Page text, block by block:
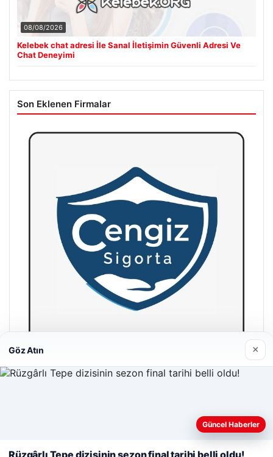
08/08/2026
Kelebek chat adresi İle Sanal İletişimin Güvenli Adresi Ve
Chat Deneyimi
Son Eklenen Firmalar
Hastaş Beton
Web sitemizi nasıl kullandığınızı daha iyi anlayabilmek,
deneyiminizi kişiselleştirmek ve geliştirmek amacıyla çerezler
Göz Atın ×
Güncel Haberler
Rüzgârlı Tepe dizisinin sezon final tarihi belli oldu!